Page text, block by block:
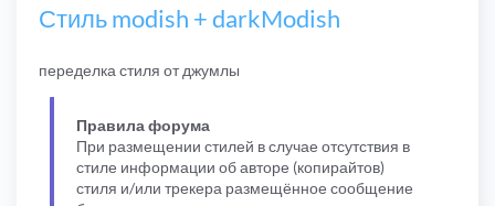
Стиль modish + darkModish
переделка стиля от джумлы
Правила форума
При размещении стилей в случае отсутствия в
стиле информации об авторе (копирайтов)
стиля и/или трекера размещённое сообщение